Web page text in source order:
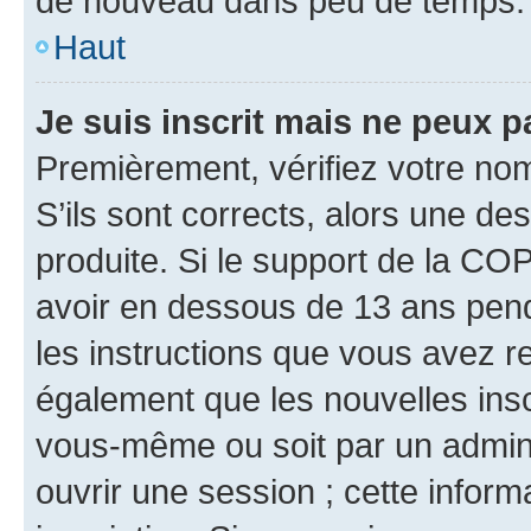
Haut
Je suis inscrit mais ne peux
Premièrement, vérifiez votre
S’ils sont corrects, alors une
produite. Si le support de la
avoir en dessous de 13 ans
les instructions que vous avez
également que les nouvelles
vous-même ou soit par un
ouvrir une session ; cette